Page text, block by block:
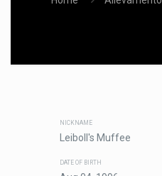
NICKNAME
Leiboll's Muffee
DATE OF BIRTH